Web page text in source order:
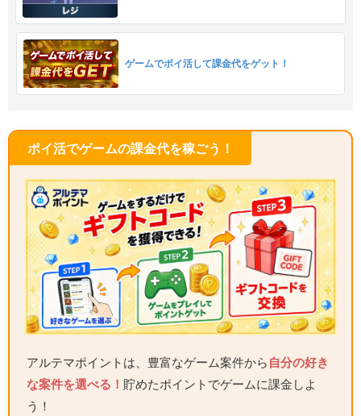
ゲームでポイ活して課金代をゲット！
ポイ活でゲームの課金代を稼ごう！
アルテマポイントは、豊富なゲーム案件から 自分の好き
な案件を選べる！ 貯めたポイントでゲームに課金しよ
う！